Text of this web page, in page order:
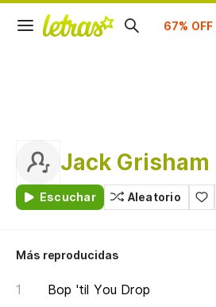
Jack Grisham
Escuchar Aleatorio
Más reproducidas
Bop 'til You Drop